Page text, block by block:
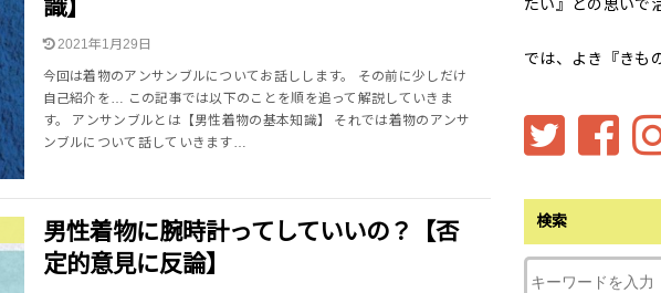
識】
2021年1月29日
今回は着物のアンサンブルについてお話しします。 その前に少しだけ
自己紹介を… この記事では以下のことを順を追って解説していきま
す。 アンサンブルとは【男性着物の基本知識】 それでは着物のアンサ
ンブルについて話していきます…
男性着物に腕時計ってしていいの？【否
定的意見に反論】
たい』との思いで
では、よき『きも
検索